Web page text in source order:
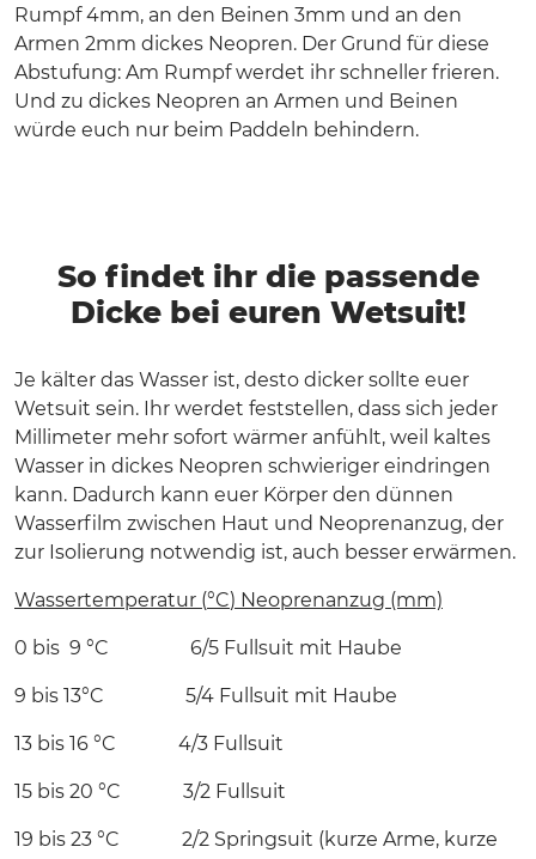
Rumpf 4mm, an den Beinen 3mm und an den
Armen 2mm dickes Neopren. Der Grund für diese
Abstufung: Am Rumpf werdet ihr schneller frieren.
Und zu dickes Neopren an Armen und Beinen
würde euch nur beim Paddeln behindern.
So findet ihr die passende
Dicke bei euren Wetsuit!
Je kälter das Wasser ist, desto dicker sollte euer
Wetsuit sein. Ihr werdet feststellen, dass sich jeder
Millimeter mehr sofort wärmer anfühlt, weil kaltes
Wasser in dickes Neopren schwieriger eindringen
kann. Dadurch kann euer Körper den dünnen
Wasserfilm zwischen Haut und Neoprenanzug, der
zur Isolierung notwendig ist, auch besser erwärmen.
Wassertemperatur (°C) Neoprenanzug (mm)
0 bis 9 °C 6/5 Fullsuit mit Haube
9 bis 13°C 5/4 Fullsuit mit Haube
13 bis 16 °C 4/3 Fullsuit
15 bis 20 °C 3/2 Fullsuit
19 bis 23 °C 2/2 Springsuit (kurze Arme, kurze